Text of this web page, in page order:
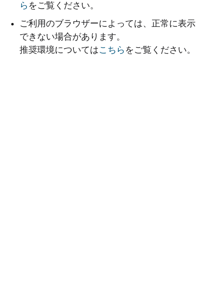
ら をご覧ください。
ご利用のブラウザーによっては、正常に表示
できない場合があります。
推奨環境についてはこちら をご覧ください。